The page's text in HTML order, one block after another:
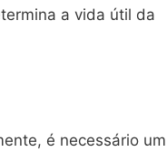
a vida útil da
é necessário um